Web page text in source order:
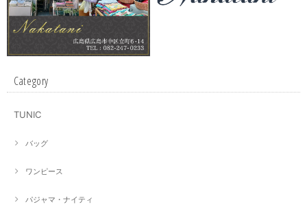
Category
TUNIC
バッグ
ワンピース
パジャマ・ナイティ